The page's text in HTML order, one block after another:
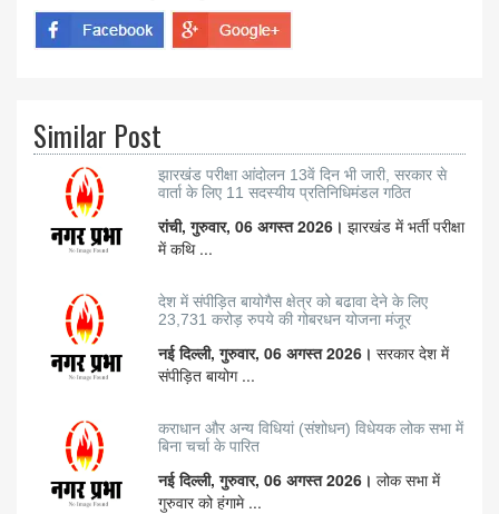
Similar Post
झारखंड परीक्षा आंदोलन 13वें दिन भी जारी, सरकार से
वार्ता के लिए 11 सदस्यीय प्रतिनिधिमंडल गठित
रांची, गुरुवार, 06 अगस्त 2026। झारखंड में भर्ती परीक्षा
में कथि ...
देश में संपीड़ित बायोगैस क्षेत्र को बढावा देने के लिए
23,731 करोड़ रुपये की गोबरधन योजना मंजूर
नई दिल्ली, गुरुवार, 06 अगस्त 2026। सरकार देश में
संपीड़ित बायोग ...
कराधान और अन्य विधियां (संशोधन) विधेयक लोक सभा में
बिना चर्चा के पारित
नई दिल्ली, गुरुवार, 06 अगस्त 2026। लोक सभा में
गुरुवार को हंगामे ...